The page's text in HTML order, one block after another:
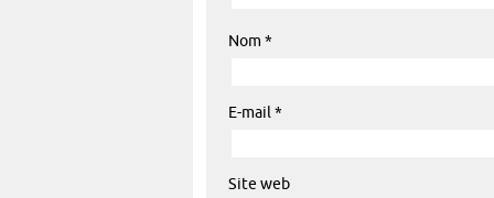
Nom *
E-mail *
Site web